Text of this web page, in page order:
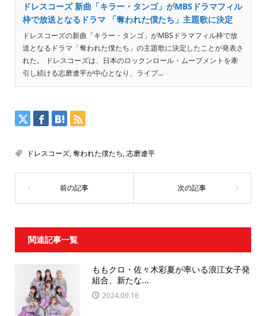
ドレスコーズ 新曲「キラー・タンゴ」がMBSドラマフィル
枠で放送となるドラマ 「奪われた僕たち」主題歌に決定
ドレスコーズの新曲「キラー・タンゴ」がMBSドラマフィル枠で放
送となるドラマ「奪われた僕たち」の主題歌に決定したことが発表さ
れた。 ドレスコーズは、日本のロックンロール・ムーブメントを牽
引し続ける志磨遼平が中心となり、ライブ...
ドレスコーズ,奪われた僕たち,志磨遼平
関連記事一覧
ももクロ・佐々木彩夏が率いる浪江女子発
組合、新たな...
2024.09.16